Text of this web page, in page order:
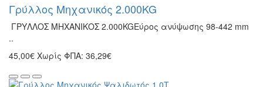
Γρύλλος Μηχανικός 2.000KG
ΓΡΥΛΛΟΣ ΜΗΧΑΝΙΚΟΣ 2.000KGΕύρος ανύψωσης 98-442 mm
..
45,00€ Χωρίς ΦΠΑ: 36,29€